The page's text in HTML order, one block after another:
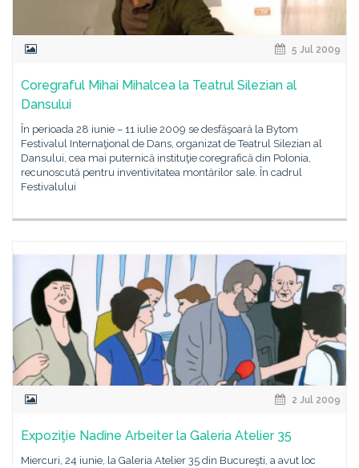
5 Jul 2009
Coregraful Mihai Mihalcea la Teatrul Silezian al
Dansului
În perioada 28 iunie – 11 iulie 2009 se desfăşoară la Bytom
Festivalul Internaţional de Dans, organizat de Teatrul Silezian al
Dansului, cea mai puternică instituţie coregrafică din Polonia,
recunoscută pentru inventivitatea montărilor sale. În cadrul
Festivalului
2 Jul 2009
Expoziţie Nadine Arbeiter la Galeria Atelier 35
Miercuri, 24 iunie, la Galeria Atelier 35 din Bucureşti, a avut loc